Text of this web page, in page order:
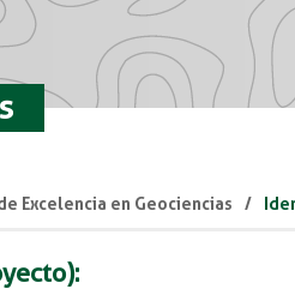
Excelencia en Geociencias